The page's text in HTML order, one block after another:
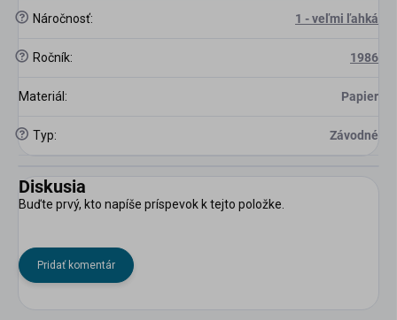
? Náročnosť: 1 - veľmi ľahká
? Ročník: 1986
Materiál : Papier
? Typ: Závodné
Diskusia
Buďte prvý, kto napíše príspevok k tejto položke.
Pridať komentár